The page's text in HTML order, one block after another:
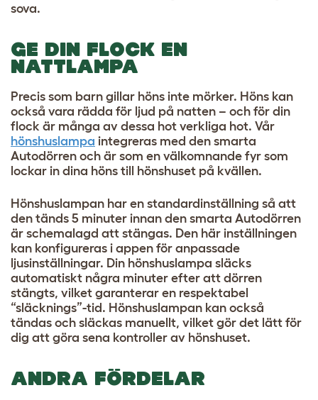
sova.
GE DIN FLOCK EN
NATTLAMPA
Precis som barn gillar höns inte mörker. Höns kan
också vara rädda för ljud på natten – och för din
flock är många av dessa hot verkliga hot. Vår
hönshuslampa integreras med den smarta
Autodörren och är som en välkomnande fyr som
lockar in dina höns till hönshuset på kvällen.
Hönshuslampan har en standardinställning så att
den tänds 5 minuter innan den smarta Autodörren
är schemalagd att stängas. Den här inställningen
kan konfigureras i appen för anpassade
ljusinställningar. Din hönshuslampa släcks
automatiskt några minuter efter att dörren
stängts, vilket garanterar en respektabel
“släcknings”-tid. Hönshuslampan kan också
tändas och släckas manuellt, vilket gör det lätt för
dig att göra sena kontroller av hönshuset.
ANDRA FÖRDELAR